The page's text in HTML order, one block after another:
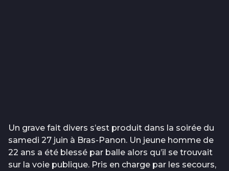
Un grave fait divers s’est produit dans la soirée du
samedi 27 juin à Bras-Panon. Un jeune homme de
22 ans a été blessé par balle alors qu’il se trouvait
sur la voie publique. Pris en charge par les secours,